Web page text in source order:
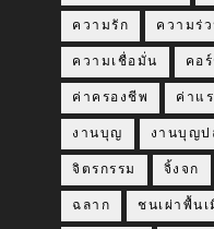
ความรัก ความร่
ความเชื่อมั่น คอ
ค่าครองชีพ ค่าแร
งานบุญ งานบุญป
จิตรกรรม จิ้งจก
ฉลาก ชนเผ่าพื้นเ